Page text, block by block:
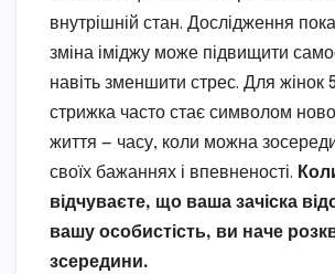
внутрішній стан. Дослідження
зміна іміджу може підвищити
навіть зменшити стрес. Для жінок
стрижка часто стає символом
життя — часу, коли можна
своїх бажаннях і впевненості.
відчуваєте, що ваша зачіска
вашу особистість, ви наче
зсередини.